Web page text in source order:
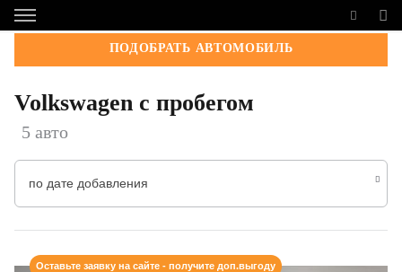
ПОДОБРАТЬ АВТОМОБИЛЬ
Volkswagen с пробегом
5 авто
по дате добавления
Оставьте заявку на сайте - получите доп.выгоду